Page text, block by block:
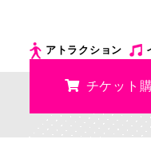
アトラクション
チケット